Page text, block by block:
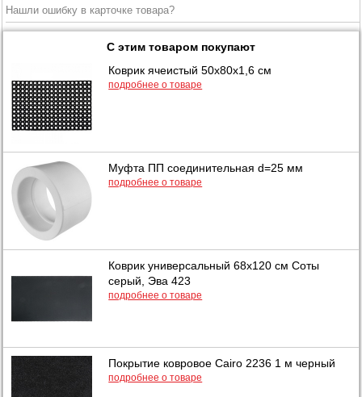
Нашли ошибку в карточке товара?
С этим товаром покупают
Коврик ячеистый 50x80x1,6 см
подробнее о товаре
Муфта ПП соединительная d=25 мм
подробнее о товаре
Коврик универсальный 68х120 см Соты
серый, Эва 423
подробнее о товаре
Покрытие ковровое Cairo 2236 1 м черный
подробнее о товаре